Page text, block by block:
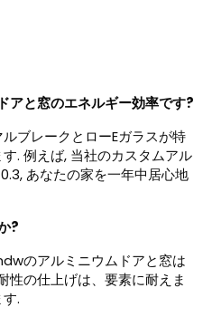
と窓のエネルギー効率です?
ブレークとローEガラスが特
. 例えば, 当社のカスタムアル
あなたの家を一年中居心地
?
のアルミニウムドアと窓は
性の仕上げは、要素に耐えま
.